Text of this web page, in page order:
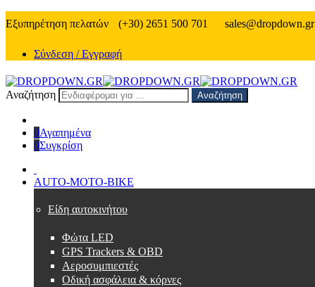
Εξυπηρέτηση πελατών (+30) 2651 500 701 sales@dropdown.gr
Σύνδεση / Εγγραφή
Αναζήτηση Αναζήτηση
0Αγαπημένα
0Συγκρίση
AUTO-MOTO-BIKE
Είδη αυτοκινήτου
Φώτα LED
GPS Trackers & OBD
Αεροσυμπιεστές
Οδική ασφάλεια & κόρνες